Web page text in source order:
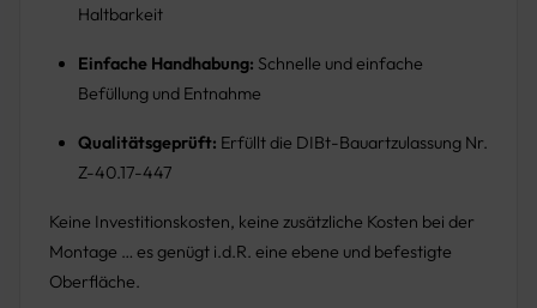
Haltbarkeit
Einfache Handhabung: Schnelle und einfache
Befüllung und Entnahme
Qualitätsgeprüft: Erfüllt die DIBt-Bauartzulassung Nr.
Z-40.17-447
Keine Investitionskosten, keine zusätzliche Kosten bei der
Montage … es genügt i.d.R. eine ebene und befestigte
Oberfläche.